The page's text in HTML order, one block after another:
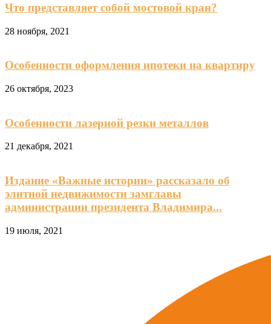
Что представляет собой мостовой кран?
28 ноября, 2021
Особенности оформления ипотеки на квартиру
26 октября, 2023
Особенности лазерной резки металлов
21 декабря, 2021
Издание «Важные истории» рассказало об
элитной недвижимости замглавы
администрации президента Владимира...
19 июля, 2021